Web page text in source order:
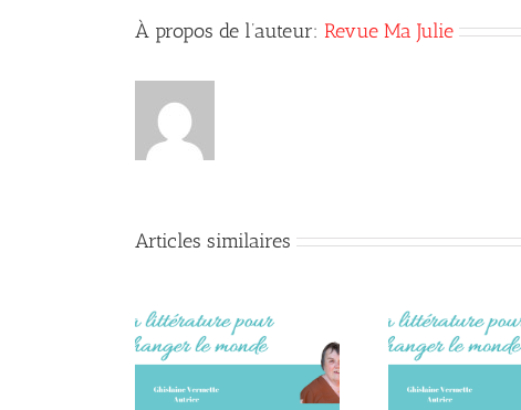
À propos de l’auteur: Revue Ma Julie
Articles similaires
Bienfaits de la lecture